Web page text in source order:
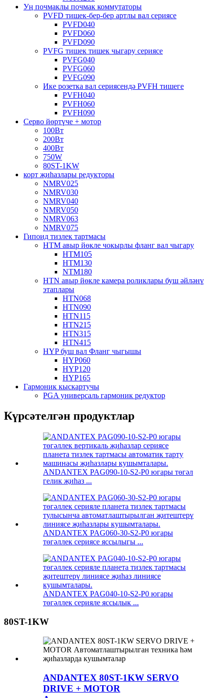
Уң почмаклы почмак коммутаторы
PVFD тишек-бер-бер артлы вал сериясе
PVFD040
PVFD060
PVFD090
PVFG тишек тишек чыгару сериясе
PVFG040
PVFG060
PVFG090
Ике розетка вал сериясендә PVFH тишеге
PVFH040
PVFH060
PVFH090
Серво йөртүче + мотор
100Вт
200Вт
400Вт
750W
80ST-1KW
корт җиһазлары редукторы
NMRV025
NMRV030
NMRV040
NMRV050
NMRV063
NMRV075
Гипоид тизлек тартмасы
HTM авыр йөкле чокырлы фланг вал чыгару
HTM105
HTM130
NTM180
HTN авыр йөкле камера роликлары буш әйләнү
этаплары
HTN068
HTN090
HTN115
HTN215
HTN315
HTN415
HYP буш вал Фланг чыгышы
HYP060
HYP120
HYP165
Гармоник кыскартучы
PGA универсаль гармоник редуктор
Күрсәтелгән продуктлар
ANDANTEX PAG090-10-S2-P0 югары төгәл
гелик җиһаз ...
ANDANTEX PAG060-30-S2-P0 югары
төгәллек сериясе яссылыгы ...
ANDANTEX PAG040-10-S2-P0 югары
төгәллек серияле яссылык ...
80ST-1KW
ANDANTEX 80ST-1KW SERVO
DRIVE + MOTOR